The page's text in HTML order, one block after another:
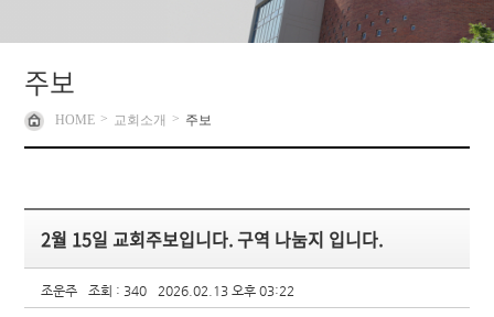
주보
HOME > 교회소개 > 주보
2월 15일 교회주보입니다. 구역 나눔지 입니다.
조운주 조회 : 340 2026.02.13 오후 03:22